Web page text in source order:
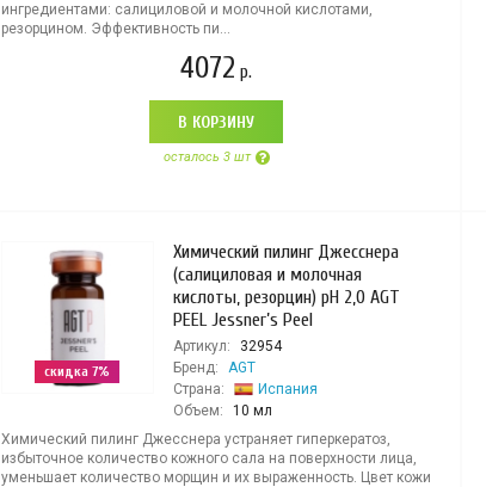
ингредиентами: салициловой и молочной кислотами,
резорцином. Эффективность пи...
4072 р.
В КОРЗИНУ
осталось 3 шт
скидка 7%
Химический пилинг Джесснера
(салициловая и молочная
кислоты, резорцин) рН 2,0 AGT
PEEL Jessner’s Peel
Артикул:
32954
Бренд:
AGT
Страна:
Испания
Объем:
10 мл
Химический пилинг Джесснера устраняет гиперкератоз,
избыточное количество кожного сала на поверхности лица,
уменьшает количество морщин и их выраженность. Цвет кожи